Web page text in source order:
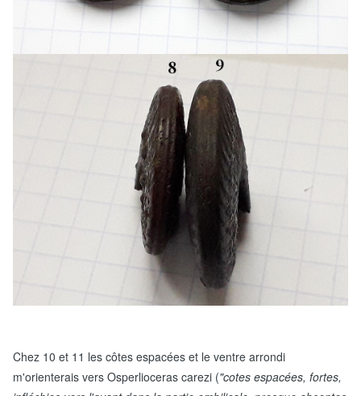
Chez 10 et 11 les côtes espacées et le ventre arrondi
m'orienterais vers Osperlioceras carezi ("cotes espacées, fortes,